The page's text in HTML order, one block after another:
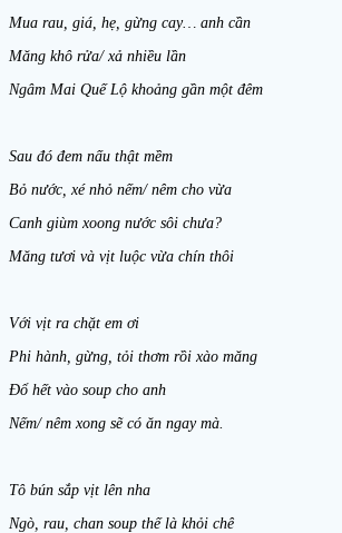
Mua rau, giá, hẹ, gừng cay… anh cần
Măng khô rửa/ xả nhiều lần
Ngâm Mai Quế Lộ khoảng gần một đêm
Sau đó đem nấu thật mềm
Bỏ nước, xé nhỏ nếm/ nêm cho vừa
Canh giùm xoong nước sôi chưa?
Măng tươi và vịt luộc vừa chín thôi
Với vịt ra chặt em ơi
Phi hành, gừng, tỏi thơm rồi xào măng
Đổ hết vào soup cho anh
Nếm/ nêm xong sẽ có ăn ngay mà.
Tô bún sắp vịt lên nha
Ngò, rau, chan soup thế là khỏi chê